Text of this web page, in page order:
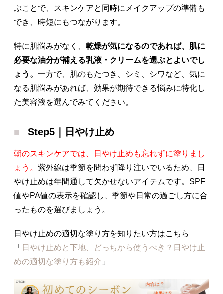
ぶことで、スキンケアと同時にメイクアップの準備も
でき、時短にもつながります。
特に肌悩みがなく、 乾燥が気になるのであれば、肌に
必要な油分が補える乳液・クリームを選ぶとよいでし
ょう。 一方で、肌のもたつき、シミ、シワなど、気に
なる肌悩みがあれば、効果が期待できる悩みに特化し
た美容液を選んでみてください。
Step5｜日やけ止め
朝のスキンケアでは、日やけ止めも忘れずに塗りまし
ょう。 紫外線は季節を問わず降り注いでいるため、日
やけ止めは年間通して欠かせないアイテムです。SPF
値やPA値の表示を確認し、季節や日常の過ごし方に合
ったものを選びましょう。
日やけ止めの適切な塗り方を知りたい方はこちら
「 日やけ止めと下地、どっちから使うべき？日やけ止
めの適切な塗り方も紹介 」